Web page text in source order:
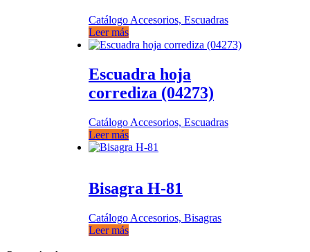
Catálogo Accesorios, Escuadras
Leer más
Escuadra hoja
corrediza (04273)
Catálogo Accesorios, Escuadras
Leer más
Bisagra H-81
Catálogo Accesorios, Bisagras
Leer más